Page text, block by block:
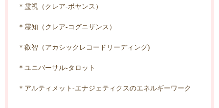
＊霊視（クレア-ボヤンス）
＊霊知（クレア-コグニザンス）
＊叡智（アカシックレコードリーディング)
＊ユニバーサル-タロット
＊アルティメット-エナジェティクスのエネルギーワーク